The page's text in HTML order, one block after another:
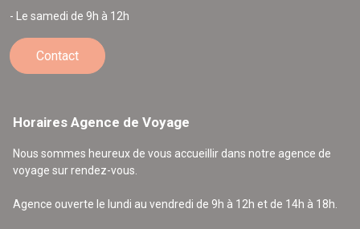
- Le samedi de 9h à 12h
Contact
Horaires Agence de Voyage
Nous sommes heureux de vous accueillir dans notre agence de
voyage sur rendez-vous.
Agence ouverte le lundi au vendredi de 9h à 12h et de 14h à 18h.